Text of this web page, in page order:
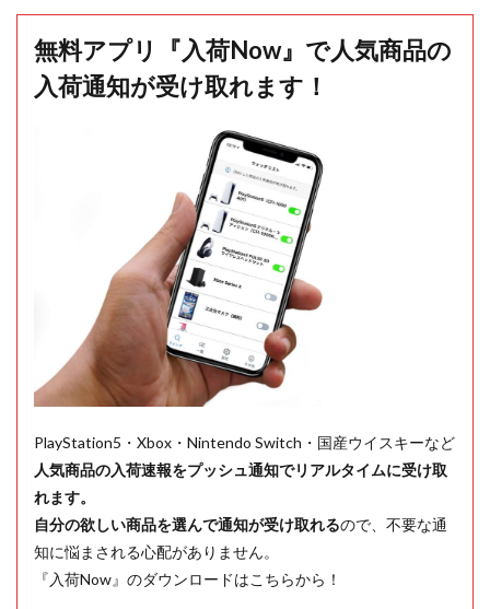
無料アプリ『入荷Now』で人気商品の
入荷通知が受け取れます！
PlayStation5・Xbox・Nintendo Switch・国産ウイスキーなど
人気商品の入荷速報をプッシュ通知でリアルタイムに受け取
れます。
自分の欲しい商品を選んで通知が受け取れるので、不要な通
知に悩まされる心配がありません。
『入荷Now』のダウンロードはこちらから！